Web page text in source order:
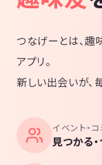
つなげーとは、趣
アプリ。
新しい出会いが、
イベント・
見つかる